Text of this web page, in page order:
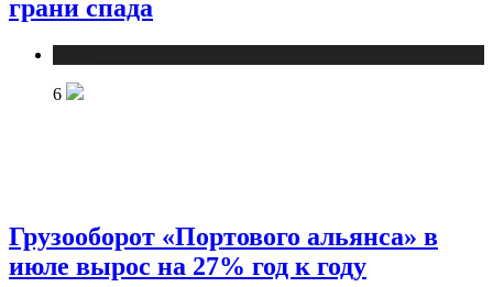
грани спада
6
Грузооборот «Портового альянса» в
июле вырос на 27% год к году